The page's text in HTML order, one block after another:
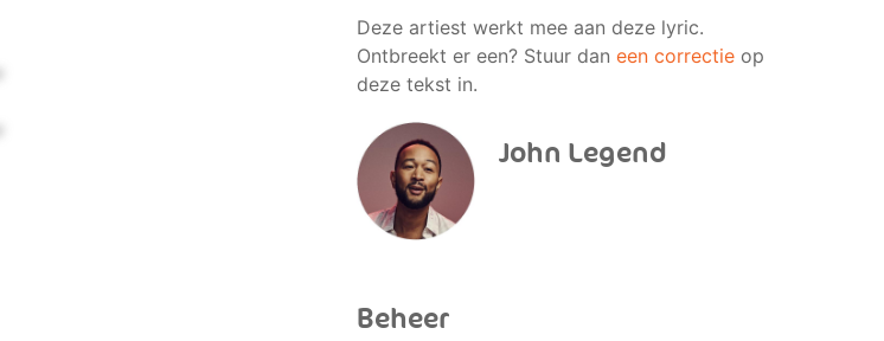
Deze artiest werkt mee aan deze lyric.
Ontbreekt er een? Stuur dan een correctieop
deze tekst in.
John Legend
Beheer